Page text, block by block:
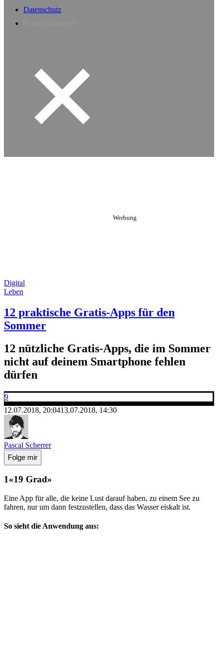
Datenschutz
Digital
Leben
12 praktische Gratis-Apps für den
Sommer
12 nützliche Gratis-Apps, die im Sommer
nicht auf deinem Smartphone fehlen
dürfen
9
12.07.2018, 20:0413.07.2018, 14:30
Pascal Scherrer
Folge mir
«19 Grad»
Eine App für alle, die keine Lust darauf haben, zu einem See zu
fahren, nur um dann festzustellen, dass das Wasser eiskalt ist.
So sieht die Anwendung aus: